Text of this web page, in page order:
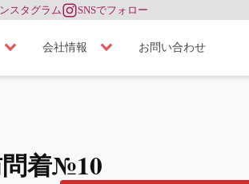
スタグラム SNSでフォロー
会社情報 お問い合わせ
着№10